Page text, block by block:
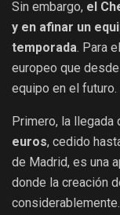
Sin embargo, el
y en afinar un
temporada. Para
europeo que
equipo en el futuro.
Primero, la llegada
euros, cedido
de Madrid, es una
donde la creación
considerablemente.